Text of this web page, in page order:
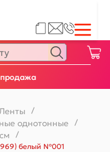
/
однотонные /
/
белый №001